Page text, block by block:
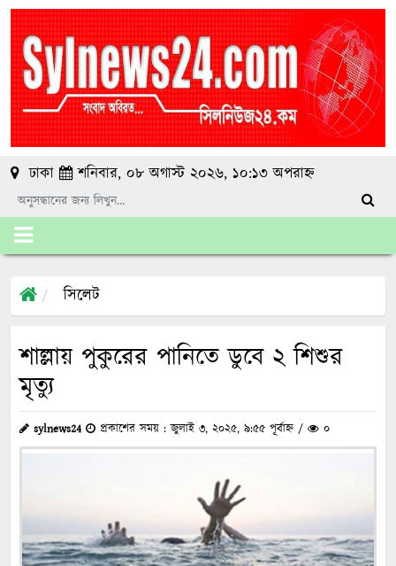
ঢাকা শনিবার, ০৮ অগাস্ট ২০২৬, ১০:১৩ অপরাহ্ন
সিলেট
শাল্লায় পুকুরের পানিতে ডুবে ২ শিশুর
মৃত্যু
sylnews24 প্রকাশের সময় : জুলাই ৩, ২০২৫, ৯:৫৫ পূর্বাহ্ন / ০